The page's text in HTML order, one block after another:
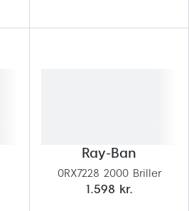
Ray-Ban
0RX7228 2000 Briller
1.598 kr.